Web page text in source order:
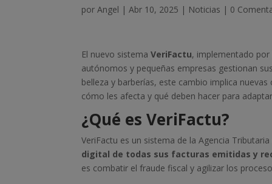
porAngel |Abr 10, 2025 | Noticias | 0
El nuevo sistemaVeriFactu, implementado
autónomos y pequeñas empresas gestionan
belleza y barberías, este cambio implica
cómo les afecta y qué deben hacer para
¿Qué es VeriFactu?
VeriFactu es un sistema de la Agencia Tributaria
digital de todas sus facturas emitidas y
es combatir el fraude fiscal y agilizar los